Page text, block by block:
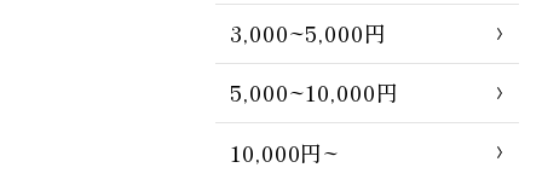
3,000~5,000円
5,000~10,000円
10,000円~